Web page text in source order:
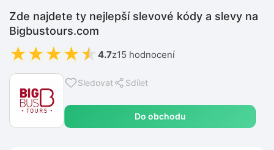
Sledovat Sdílet
Do obchodu
Zde najdete ty nejlepší slevové kódy a slevy na
Bigbustours.com
★★★★★ 4.7z15 hodnocení